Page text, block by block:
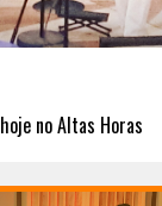
no Altas Horas